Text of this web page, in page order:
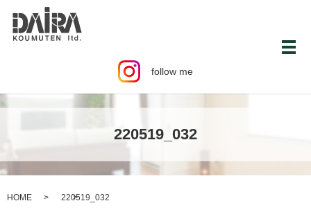
follow me
メ
220519_032
HOME 220519_032